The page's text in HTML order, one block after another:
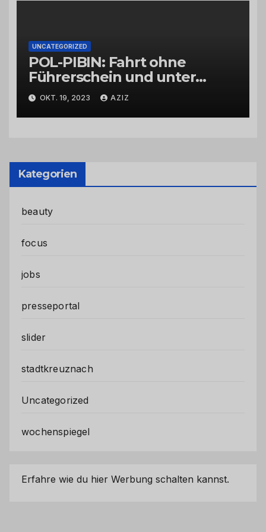
UNCATEGORIZED
POL-PIBIN: Fahrt ohne
Führerschein und unter
Einfluss von Drogen
OKT. 19, 2023 AZIZ
Kategorien
beauty
focus
jobs
presseportal
slider
stadtkreuznach
Uncategorized
wochenspiegel
Erfahre wie du hier Werbung schalten kannst.